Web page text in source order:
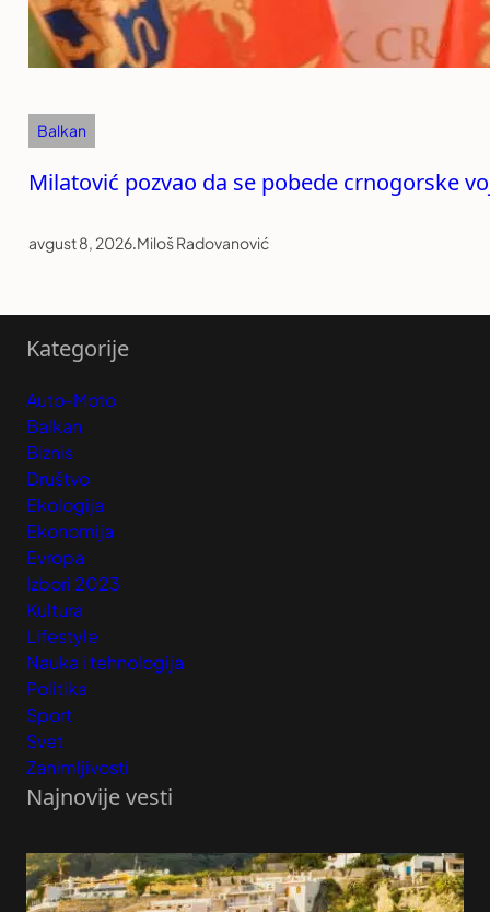
Balkan
Milatović pozvao da se pobede crnogorske
avgust 8, 2026.Miloš Radovanović
Kategorije
Auto-Moto
Balkan
Biznis
Društvo
Ekologija
Ekonomija
Evropa
Izbori 2023
Kultura
Lifestyle
Nauka i tehnologija
Politika
Sport
Svet
Zanimljivosti
Najnovije vesti